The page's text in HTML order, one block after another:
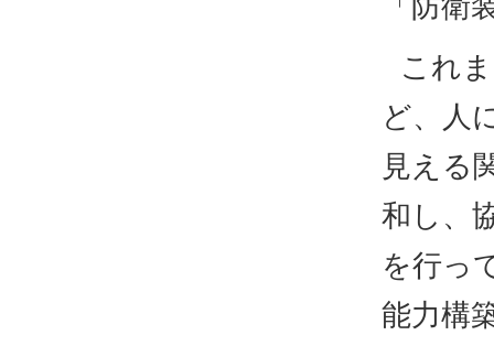
これ
ど、人
見える
和し、
を行っ
能力構